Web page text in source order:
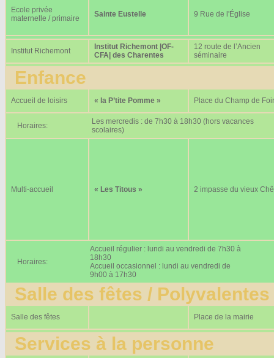
Ecole privée
maternelle / primaire
Sainte Eustelle 9 Rue de l'Église
Institut Richemont
Institut Richemont |OF-
CFA| des Charentes
12 route de l’Ancien
séminaire
Enfance
Accueil de loisirs « la P’tite Pomme » Place du Champ de
Horaires:
Les mercredis : de 7h30 à 18h30 (hors vacances
scolaires)
Multi-accueil « Les Titous » 2 impasse du vieux
Horaires:
Accueil régulier : lundi au vendredi de 7h30 à
18h30
Accueil occasionnel : lundi au vendredi de
9h00 à 17h30
Salle des fêtes / Polyvalentes
Salle des fêtes Place de la mairie
Services à la personne